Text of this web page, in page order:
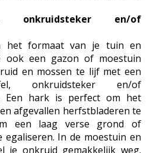
onkruidsteker en/of
het formaat van je tuin en
een gazon of moestuin
en mossen te lijf met een
onkruidsteker en/of
Een hark is perfect om het
afgevallen herfstbladeren te
een laag verse grond of
egaliseren. In de moestuin en
je onkruid gemakkelijk weg.